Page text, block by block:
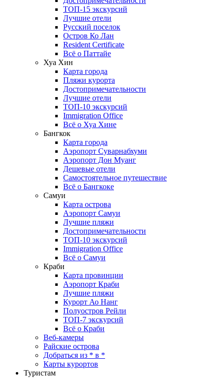
ТОП-15 экскурсий
Лучшие отели
Русский поселок
Остров Ко Лан
Resident Certificate
Всё о Паттайе
Хуа Хин
Карта города
Пляжи курорта
Достопримечательности
Лучшие отели
ТОП-10 экскурсий
Immigration Office
Всё о Хуа Хине
Бангкок
Карта города
Аэропорт Суварнабхуми
Аэропорт Дон Муанг
Дешевые отели
Самостоятельное путешествие
Всё о Бангкоке
Самуи
Карта острова
Аэропорт Самуи
Лучшие пляжи
Достопримечательности
ТОП-10 экскурсий
Immigration Office
Всё о Самуи
Краби
Карта провинции
Аэропорт Краби
Лучшие пляжи
Курорт Ао Нанг
Полуостров Рейли
ТОП-7 экскурсий
Всё о Краби
Веб-камеры
Райские острова
Добраться из * в *
Карты курортов
Туристам